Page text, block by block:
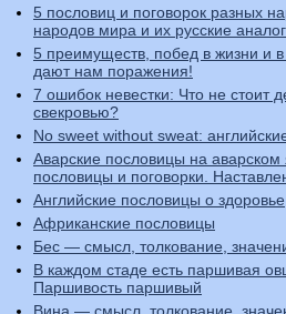
5 пословиц и поговорок разных
народов мира и их русские
5 преимуществ, побед в жизни и
дают нам поражения!
7 ошибок невестки: Что не стоит
свекровью?
No sweet without sweat:
Аварские пословицы на аварском
пословицы и поговорки.
Английские пословицы о здоровье
Африканские пословицы
Бес — смысл, толкование,
В каждом стаде есть паршивая
Паршивость паршивый